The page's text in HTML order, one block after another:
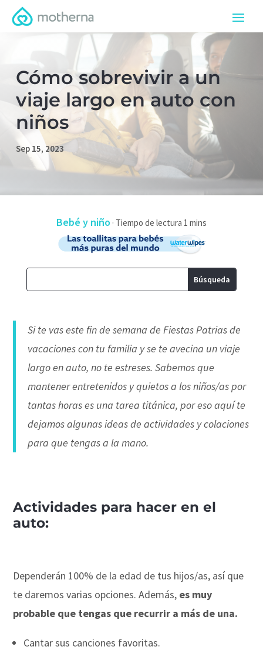
Cómo sobrevivir a un
viaje largo en auto con
niños
Sep 15, 2023
Bebé y niño ·
Si te vas este fin de semana de Fiestas Patrias de
vacaciones con tu familia y se te avecina un viaje
largo en auto, no te estreses. Sabemos que
mantener entretenidos y quietos a los niños/as por
tantas horas es una tarea titánica, por eso aquí te
dejamos algunas ideas de actividades y colaciones
para que tengas a la mano.
Actividades para hacer en el
auto:
Dependerán 100% de la edad de tus hijos/as, así que
te daremos varias opciones. Además, es muy
probable que tengas que recurrir a más de una.
Cantar sus canciones favoritas.